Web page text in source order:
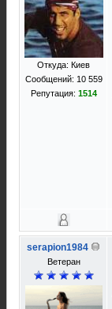
Откуда: Киев
Сообщений: 10 559
Репутация: 1514
serapion1984
Ветеран